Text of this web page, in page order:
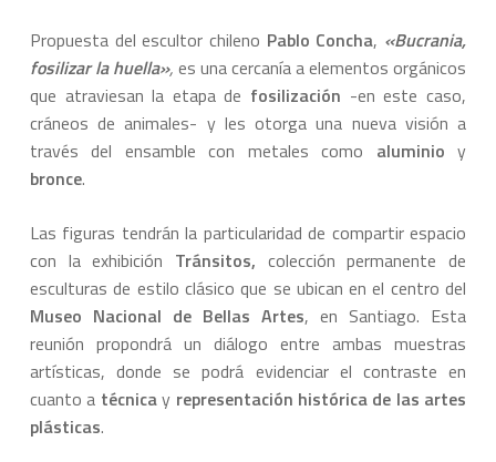
Propuesta del escultor chileno Pablo Concha, «Bucrania,
fosilizar la huella», es una cercanía a elementos orgánicos
que atraviesan la etapa de fosilización -en este caso,
cráneos de animales- y les otorga una nueva visión a
través del ensamble con metales como aluminio y
bronce.
Las figuras tendrán la particularidad de compartir espacio
con la exhibición Tránsitos, colección permanente de
esculturas de estilo clásico que se ubican en el centro del
Museo Nacional de Bellas Artes, en Santiago. Esta
reunión propondrá un diálogo entre ambas muestras
artísticas, donde se podrá evidenciar el contraste en
cuanto a técnicay representación histórica de las artes
plásticas.